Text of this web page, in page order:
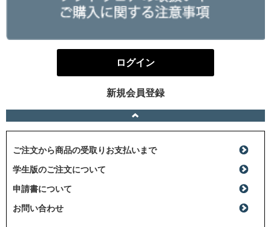
ログイン
新規会員登録
ご注文から商品の受取りお支払いまで
学生版のご注文について
申請書について
お問い合わせ